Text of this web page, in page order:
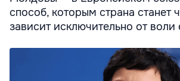
способ, которым страна станет
зависит исключительно от воли